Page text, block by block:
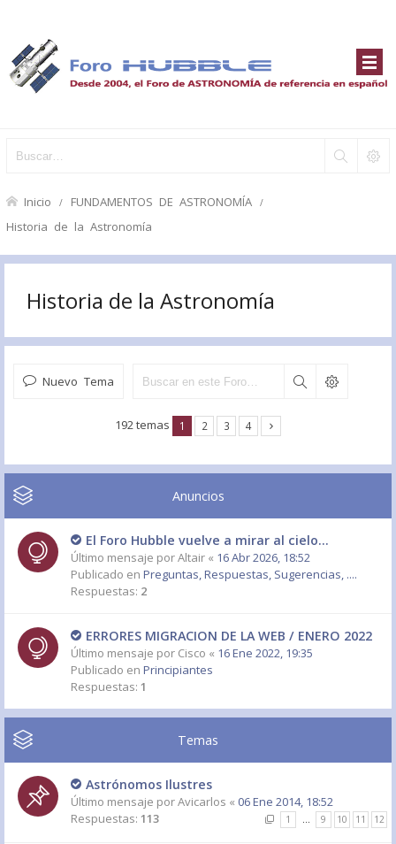
Inicio FUNDAMENTOS DE ASTRONOMÍA
Historia de la Astronomía
Historia de la Astronomía
Nuevo Tema
192 temas 1 2 3 4
Anuncios
El Foro Hubble vuelve a mirar al cielo...
Último mensaje porAltair « 16 Abr 2026, 18:52
Publicado en Preguntas, Respuestas, Sugerencias, ....
Respuestas: 2
ERRORES MIGRACION DE LA WEB / ENERO 2022
Último mensaje por Cisco « 16 Ene 2022, 19:35
Publicado en Principiantes
Respuestas: 1
Temas
Astrónomos Ilustres
Último mensaje porAvicarlos « 06 Ene 2014, 18:52
Respuestas: 113 1 … 9 10 11 12